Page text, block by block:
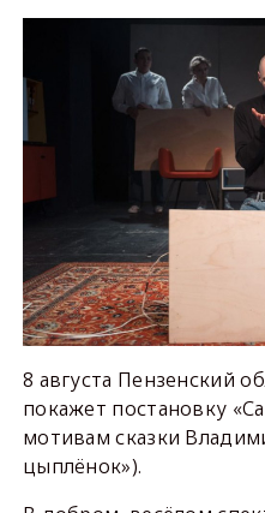
8 августа Пензенский
покажет постановку
мотивам сказки
цыплёнок»).